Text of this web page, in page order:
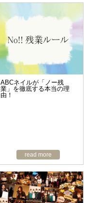
ABCネイルが「ノー残
業」を徹底する本当の理
由！
read more